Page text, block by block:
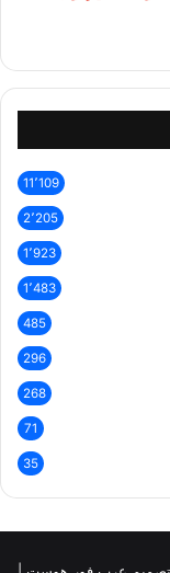
11٬109
2٬205
1٬923
1٬483
485
296
268
71
35